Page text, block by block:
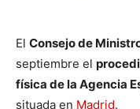
El Consejo de
septiembre el
física de la Agencia
situada en Madrid.